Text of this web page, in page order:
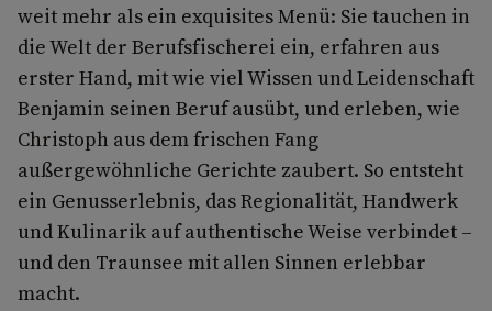
weit mehr als ein exquisites Menü: Sie tauchen in
die Welt der Berufsfischerei ein, erfahren aus
erster Hand, mit wie viel Wissen und Leidenschaft
Benjamin seinen Beruf ausübt, und erleben, wie
Christoph aus dem frischen Fang
außergewöhnliche Gerichte zaubert. So entsteht
ein Genusserlebnis, das Regionalität, Handwerk
und Kulinarik auf authentische Weise verbindet –
und den Traunsee mit allen Sinnen erlebbar
macht.